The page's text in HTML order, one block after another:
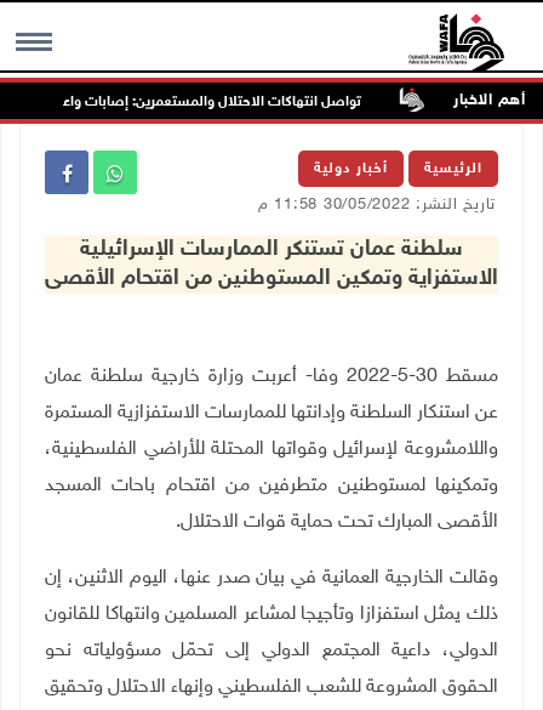
MENU أهم الاخبار
غرب جنين تواصل انتهاكات الاحتلال والمستعمرين: إصابات واعتقالات
الرئيسية أخبار دولية
تاريخ النشر: 30/05/2022 11:58 م
سلطنة عمان تستنكر الممارسات الإسرائيلية
الاستفزاية وتمكين المستوطنين من اقتحام الأقصى
مسقط 30-5-2022 وفا- أعربت وزارة خارجية سلطنة عمان
عن استنكار السلطنة وإدانتها للممارسات الاستفزازية المستمرة
واللامشروعة لإسرائيل وقواتها المحتلة للأراضي الفلسطينية،
وتمكينها لمستوطنين متطرفين من اقتحام باحات المسجد
الأقصى المبارك تحت حماية قوات الاحتلال.
وقالت الخارجية العمانية في بيان صدر عنها، اليوم الاثنين، إن
ذلك يمثل استفزازا وتأجيجا لمشاعر المسلمين وانتهاكا للقانون
الدولي، داعية المجتمع الدولي إلى تحمّل مسؤولياته نحو
الحقوق المشروعة للشعب الفلسطيني وإنهاء الاحتلال وتحقيق